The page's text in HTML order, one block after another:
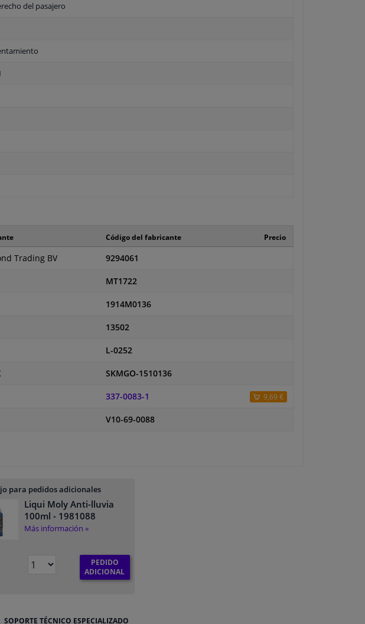
del pasajero
Código del fabricante Precio
Trading BV 9294061
MT1722
1914M0136
13502
L-0252
SKMGO-1510136
337-0083-1 9,69 €
V10-69-0088
para pedidos adicionales
Liqui Moly Anti-lluvia
100ml - 1981088
Más información »
PEDIDO
ADICIONAL
SOPORTE TÉCNICO ESPECIALIZADO